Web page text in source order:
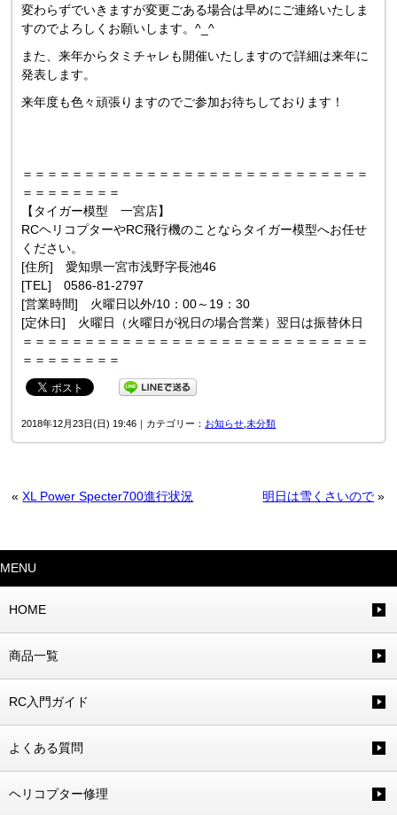
変わらずでいきますが変更ごある場合は早めにご連絡いたしま
すのでよろしくお願いします。^_^
また、来年からタミチャレも開催いたしますので詳細は来年に
発表します。
来年度も色々頑張りますのでご参加お待ちしております！
＝＝＝＝＝＝＝＝＝＝＝＝＝＝＝＝＝＝＝＝＝＝＝＝＝＝＝＝
＝＝＝＝＝＝＝＝
【タイガー模型 一宮店】
RCヘリコプターやRC飛行機のことならタイガー模型へお任せ
ください。
[住所] 愛知県一宮市浅野字長池46
[TEL] 0586-81-2797
[営業時間] 火曜日以外/10：00～19：30
[定休日] 火曜日（火曜日が祝日の場合営業）翌日は振替休日
＝＝＝＝＝＝＝＝＝＝＝＝＝＝＝＝＝＝＝＝＝＝＝＝＝＝＝＝
＝＝＝＝＝＝＝＝
2018年12月23日(日) 19:46｜カテゴリー： お知らせ ,未分類
«XL Power Specter700進行状況 明日は雪くさいので »
MENU
HOME
商品一覧
RC入門ガイド
よくある質問
ヘリコプター修理